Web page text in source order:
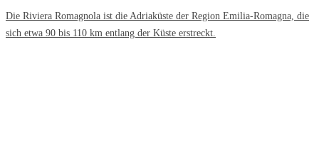
Die Riviera Romagnola ist die Adriaküste der Region Emilia-Romagna, die
sich etwa 90 bis 110 km entlang der Küste erstreckt.